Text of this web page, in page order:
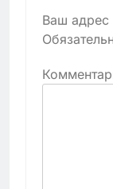
Ваш адрес